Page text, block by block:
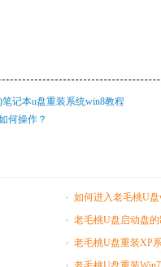
笔记本u盘重装系统win8教程
何操作？
如何进入老毛桃U盘
老毛桃U盘启动盘
老毛桃U盘重装XP